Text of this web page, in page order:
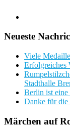
Neueste
Viele
Erfolgreiches
Stadthalle
Berlin ist
Danke für die
Märchen auf